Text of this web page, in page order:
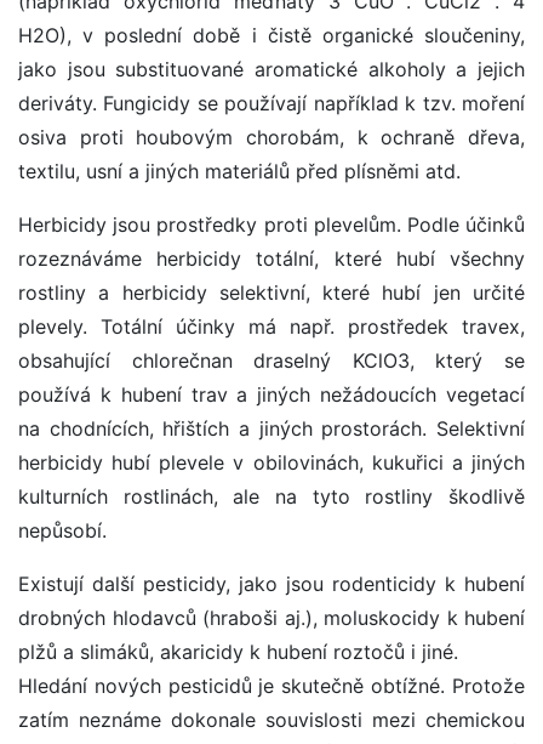
H2O), v poslední době i čistě organické sloučeniny,
jako jsou substituované aromatické alkoholy a jejich
deriváty. Fungicidy se používají například k tzv. moření
osiva proti houbovým chorobám, k ochraně dřeva,
textilu, usní a jiných materiálů před plísněmi atd.
Herbicidy jsou prostředky proti plevelům. Podle účinků
rozeznáváme herbicidy totální, které hubí všechny
rostliny a herbicidy selektivní, které hubí jen určité
plevely. Totální účinky má např. prostředek travex,
obsahující chlorečnan draselný KClO3, který se
používá k hubení trav a jiných nežádoucích vegetací
na chodnících, hřištích a jiných prostorách. Selektivní
herbicidy hubí plevele v obilovinách, kukuřici a jiných
kulturních rostlinách, ale na tyto rostliny škodlivě
nepůsobí.
Existují další pesticidy, jako jsou rodenticidy k hubení
drobných hlodavců (hraboši aj.), moluskocidy k hubení
plžů a slimáků, akaricidy k hubení roztočů i jiné.
Hledání nových pesticidů je skutečně obtížné. Protože
zatím neznáme dokonale souvislosti mezi chemickou